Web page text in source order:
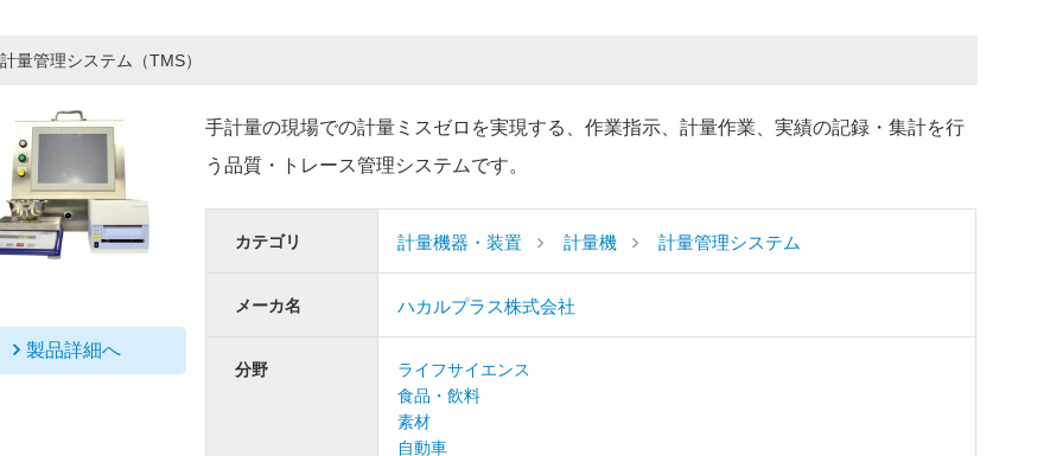
量管理システム（TMS）
製品詳細へ
手計量の現場での計量ミスゼロを実現する、作業指示、計量作業、実績の記録・集計を行
う品質・トレース管理システムです。
カテゴリ 計量機器・装置 計量機 計量管理システム
メーカ名 ハカルプラス株式会社
分野
ライフサイエンス
食品・飲料
素材
自動車